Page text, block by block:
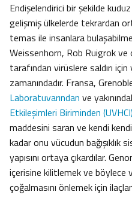
Endişelendirici bir şekilde
gelişmiş ülkelerde tekrardan
temas ile insanlara
Weissenhorn, Rob Ruigrok ve
tarafından virüslere saldırı
zamanındadır. Fransa,
Laboratuvarından ve
Etkileşimleri Biriminden (UVHCI)
maddesini saran ve kendi
kadar onu vücudun
yapısını ortaya çıkardılar.
içerisine kilitlemek ve böylece
çoğalmasını önlemek için